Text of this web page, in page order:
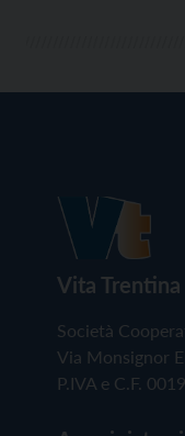
Vita
Società
Via Monsignor
P.IVA e C.F.